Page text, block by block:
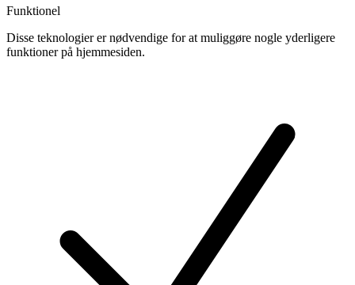
Funktionel
Disse teknologier er nødvendige for at muliggøre nogle yderligere
funktioner på hjemmesiden.